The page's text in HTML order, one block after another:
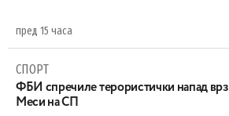
пред 15 часа
СПОРТ
ФБИ спречиле терористички напад врз
Меси на СП